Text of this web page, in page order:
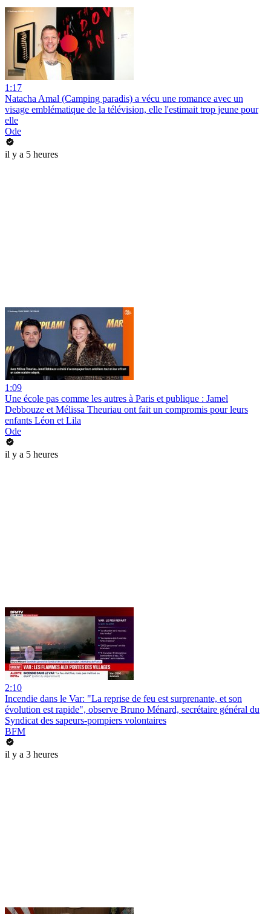
1:17
Natacha Amal (Camping paradis) a vécu une romance avec un
visage emblématique de la télévision, elle l'estimait trop jeune pour
elle
Ode
il y a 5 heures
1:09
Une école pas comme les autres à Paris et publique : Jamel
Debbouze et Mélissa Theuriau ont fait un compromis pour leurs
enfants Léon et Lila
Ode
il y a 5 heures
2:10
Incendie dans le Var: "La reprise de feu est surprenante, et son
évolution est rapide", observe Bruno Ménard, secrétaire général du
Syndicat des sapeurs-pompiers volontaires
BFM
il y a 3 heures